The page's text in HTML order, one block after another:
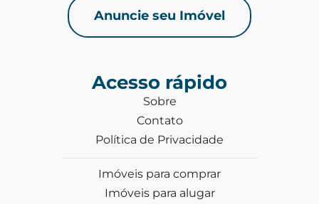
Anuncie seu Imóvel
Acesso rápido
Sobre
Contato
Política de Privacidade
Imóveis para comprar
Imóveis para alugar